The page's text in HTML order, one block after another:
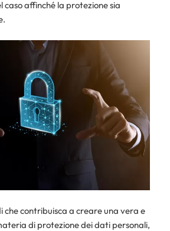
affinché la protezione sia
che contribuisca a creare una vera e
di protezione dei dati personali,